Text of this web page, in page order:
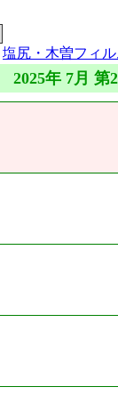
塩尻・木曽フィ
2025年 7月 第